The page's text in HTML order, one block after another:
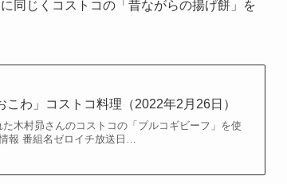
同じくコストコの「昔ながらの揚げ餅」を
こわ」コストコ料理（2022年2月26日）
木村昴さんのコストコの「プルコギビーフ」を使
報 番組名ゼロイチ放送日…